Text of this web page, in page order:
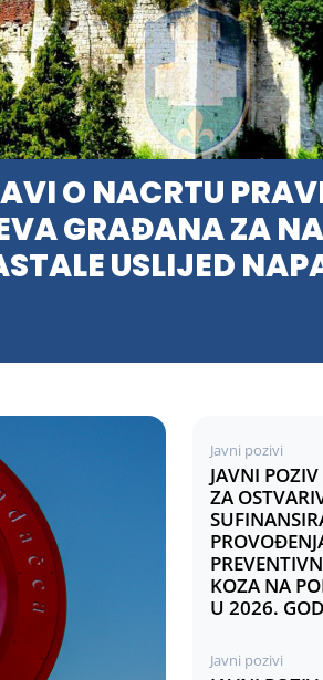
O NACRTU
GRAĐANA ZA
USLIJED
Javni pozivi
JAVNI
ZA
KOZA NA
U 2026.
Javni pozivi